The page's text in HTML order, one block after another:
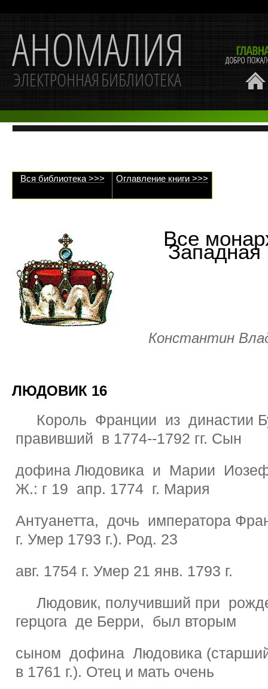
Вся библиотека >>> Оглавление книги >>>
Все
Западная
Константин
ЛЮДОВИК 16
Король Франции из династии
правивший в 1774--1792 гг. Сын
дофина Людовика и Марии
Ж.: г 19 апр. 1774 г. Мария
Антуанетта, дочь императора
г. Умер 1793 г.). Род. 23
авг. 1754 г. Умер 21 янв. 1793 г.
Людовик, получивший при
герцога де Берри, был вторым
сыном дофина Людовика (старший
в 1761 г.). Отец и мать очень